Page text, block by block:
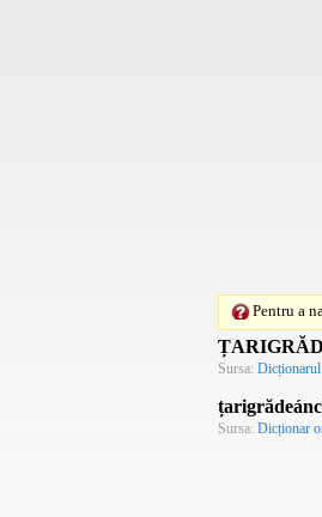
Pentru a
Sursa:
Sursa: Dicționar